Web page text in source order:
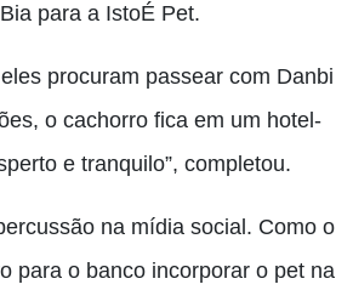
para a IstoÉ Pet.
procuram passear com Danbi
o cachorro fica em um hotel-
e tranquilo”, completou.
na mídia social. Como o
para o banco incorporar o pet na